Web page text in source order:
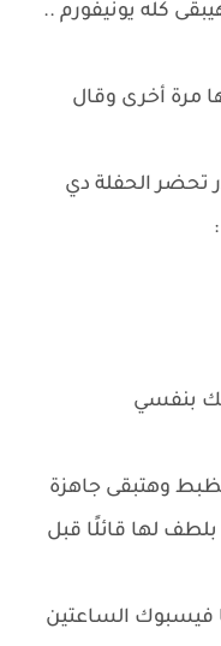
كله يونيفورم ..
مرة أخرى وقال
تحضر الحفلة دي
بنفسي
وهتبقى جاهزة
لها قائلًا قبل
فيسبوك الساعتين